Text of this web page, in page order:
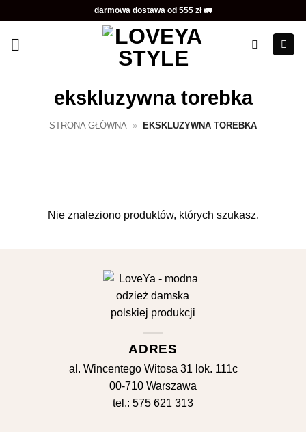
zawartości
darmowa dostawa od 555 zł 🚛
ekskluzywna torebka
STRONA GŁÓWNA » EKSKLUZYWNA TOREBKA
Nie znaleziono produktów, których szukasz.
ADRES
al. Wincentego Witosa 31 lok. 111c
00-710 Warszawa
tel.: 575 621 313